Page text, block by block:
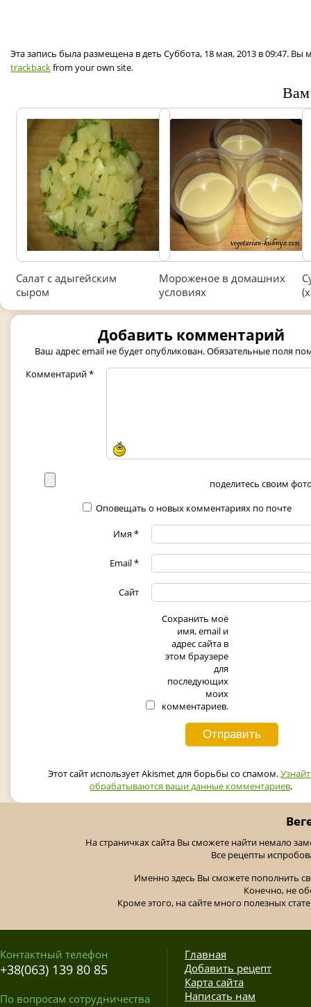
Эта запись была размещена в деть Суббота, 18 мая, 2013 в 09:47.
trackbackfrom your own site.
Вам
Салат с адыгейским
сыром
Мороженое в домашних
условиях
Добавить комментарий
Ваш адрес email не будет опубликован.Обязательные поля
Комментарий*
поделитесь своим
Оповещать о новых комментариях по почте
Имя*
Email*
Сайт
Сохранить моё
имя, email и
адрес сайта в
этом браузере
для
последующих
моих
комментариев.
Этот сайт использует Akismet для борьбы со спамом.
обрабатываются ваши данные комментариев.
На страничках сайта Вы сможете найти немало
Все рецепты
Именно здесь Вы сможете пополнить
Конечно, не
Кроме этого, на сайте много полезных
Контактный телефон
+38(063) 139 80 85
По вопросам сотрудничества
Главная
Добавить рецепт
Карта сайта
Написать нам